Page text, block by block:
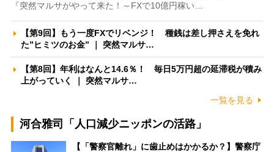
『突然マルサがやって来た！～FXで10億円稼い…
【第9回】もう一度FXでリベンジ！ 種銭は差し押さえを免れ
た”ヒミツのお金” ｜ 突然マルサ…
【第8回】年利はなんと14.6％！ 毎日5万円超の延滞税が積み
上がっていく ｜ 突然マルサ…
一覧を見る
河合雅司「人口減少ニッポンの活路」
【「警察官離れ」に歯止めはかかるか？】警察庁